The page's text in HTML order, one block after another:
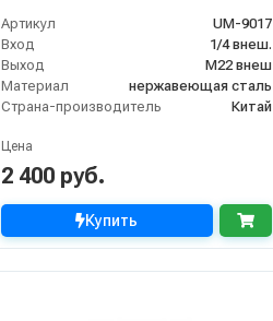
Артикул
UM-9017
Вход
1/4 внеш.
Выход
М22 внеш
Материал
нержавеющая сталь
Страна-производитель
Китай
Цена
2 400 руб.
Купить